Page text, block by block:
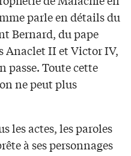
parle en détails du
Bernard, du pape
Anaclet II et Victor IV,
passe. Toute cette
ne peut plus
les actes, les paroles
à ses personnages